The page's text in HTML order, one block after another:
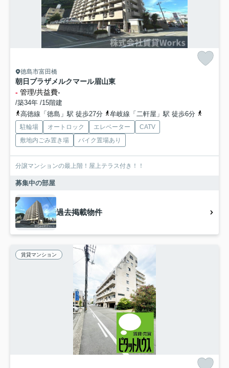
徳島市富田橋
朝日プラザメルクマール眉山東
- 管理/共益費-
/築34年 /15階建
高徳線「徳島」駅 徒歩27分
牟岐線「二軒屋」駅 徒歩6分
駐輪場 オートロック エレベーター
CATV
敷地内ごみ置き場
バイク置場あり
分譲マンションの最上階！屋上テラス付き！！
募集中の部屋
過去掲載物件
賃貸マンション